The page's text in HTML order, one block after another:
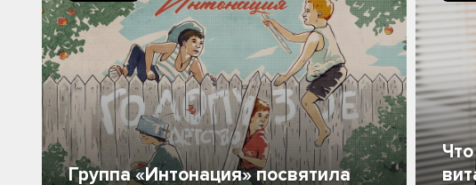
Группа «Интонация» посвятила